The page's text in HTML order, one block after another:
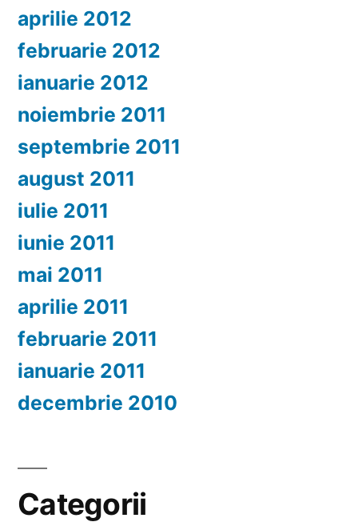
aprilie 2012
februarie 2012
ianuarie 2012
noiembrie 2011
septembrie 2011
august 2011
iulie 2011
iunie 2011
mai 2011
aprilie 2011
februarie 2011
ianuarie 2011
decembrie 2010
Categorii